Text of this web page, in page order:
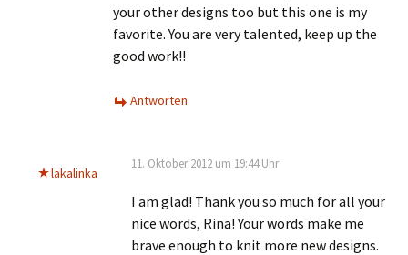
your other designs too but this one is my
favorite. You are very talented, keep up the
good work!!
Antworten
lakalinka
11. Oktober 2012 um 19:44 Uhr
I am glad! Thank you so much for all your
nice words, Rina! Your words make me
brave enough to knit more new designs.